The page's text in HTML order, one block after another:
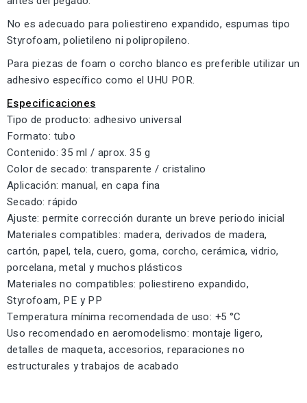
No es adecuado para poliestireno expandido, espumas tipo
Styrofoam, polietileno ni polipropileno.
Para piezas de foam o corcho blanco es preferible utilizar un
adhesivo específico como el UHU POR.
Especificaciones
Tipo de producto: adhesivo universal
Formato: tubo
Contenido: 35 ml / aprox. 35 g
Color de secado: transparente / cristalino
Aplicación: manual, en capa fina
Secado: rápido
Ajuste: permite corrección durante un breve periodo inicial
Materiales compatibles: madera, derivados de madera,
cartón, papel, tela, cuero, goma, corcho, cerámica, vidrio,
porcelana, metal y muchos plásticos
Materiales no compatibles: poliestireno expandido,
Styrofoam, PE y PP
Temperatura mínima recomendada de uso: +5 °C
Uso recomendado en aeromodelismo: montaje ligero,
detalles de maqueta, accesorios, reparaciones no
estructurales y trabajos de acabado